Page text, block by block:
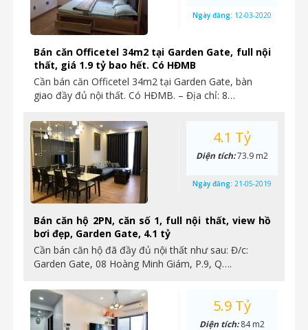
Bán căn Officetel 34m2 tại Garden Gate, full nội
thất, giá 1.9 tỷ bao hết. Có HĐMB
Cần bán căn Officetel 34m2 tại Garden Gate, bàn
giao đầy đủ nội thất. Có HĐMB. – Địa chỉ: 8…
Ngày đăng: 12-03-2020
Bán căn hộ 2PN, căn số 1, full nội thất, view hồ
bơi đẹp, Garden Gate, 4.1 tỷ
Cần bán căn hộ đã đầy đủ nội thất như sau: Đ/c:
Garden Gate, 08 Hoàng Minh Giám, P.9, Q….
4.1 Tỷ
Diện tích:73.9 m2
Ngày đăng: 21-05-2019
5.9 Tỷ
Diện tích:84 m2